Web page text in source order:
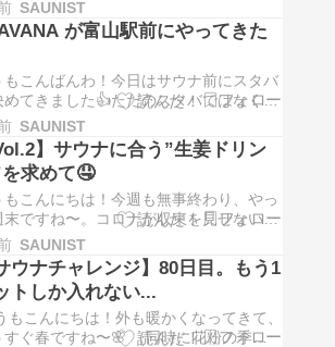
。取り組み背景として、サウナ単発では
が来てしまったため、サウナ前後の活動
め、「整う」ためのトータルコーディネ
を検討しようと思いました🤤 結論 …
SAUNIST
が富山駅前にやってきた
もこんばんわ！今日はサウナ前にスタバ
めてきました👍ただのスタバではなく、
発「TEAVANA」がマルートにできたの
早速テイスティング記録残していきます
ティバーナがマルートってイタリアのサ
ーチームみたい） TEAVANA 結論 スト
リーパッションティ…
SAUNIST
】サウナに合う”生姜ドリン
求めて🤤
もこんにちは！今週も無事終わり、やっ
末ですね〜。コロナが収束を見せないの
僕は県内にこもりっぱなしですが、皆さ
いかがお過ごしでしょうか？さて、今回
サウナに合うショウガドリンク探し」に
がありましたので、共有させてもらおう
います😳 結論 生姜の量が違いました…
SAUNIST
ウナチャレンジ】80日目。もう1
トしか入れない...
もこんにちは！外も暖かくなってきて、
すぐ春ですね〜🌸 （同時に花粉の季節突